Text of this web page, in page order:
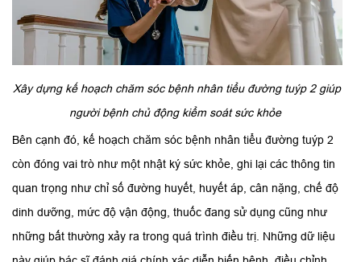
Xây dựng kế hoạch chăm sóc bệnh nhân tiểu đường tuýp 2 giúp
người bệnh chủ động kiểm soát sức khỏe
Bên cạnh đó, kế hoạch chăm sóc bệnh nhân tiểu đường tuýp 2
còn đóng vai trò như một nhật ký sức khỏe, ghi lại các thông tin
quan trọng như chỉ số đường huyết, huyết áp, cân nặng, chế độ
dinh dưỡng, mức độ vận động, thuốc đang sử dụng cũng như
những bất thường xảy ra trong quá trình điều trị. Những dữ liệu